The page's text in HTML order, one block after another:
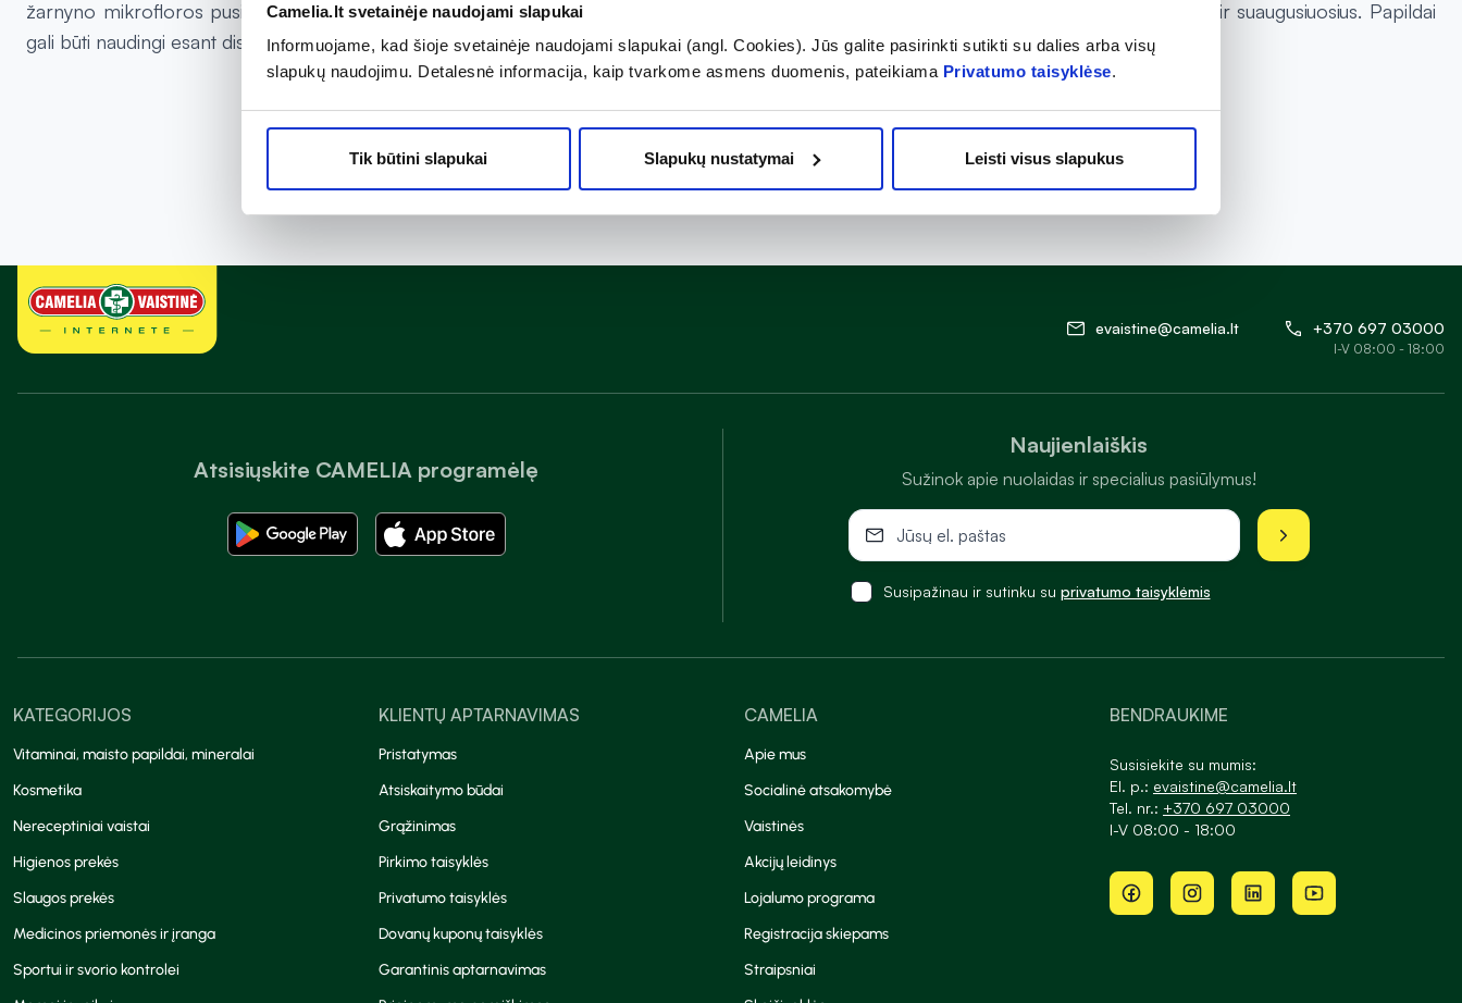
Camelia.lt svetainėje naudojami slapukai
Informuojame, kad šioje svetainėje naudojami slapukai (angl. Cookies). Jūs galite pasirinkti sutikti su dalies arba visų
slapukų naudojimu. Detalesnė informacija, kaip tvarkome asmens duomenis, pateikiama Privatumo taisyklėse.
Tik būtini slapukai Slapukų nustatymai Leisti visus slapukus
žarnyno mikrofloros pusiausvyros atkūrimo ir palaikymo. BIOGAIA produktai tinkami įvairaus amžiaus žmonėms, įskaitant kūdikius, vaikus ir suaugusiuosius. Papildai
gali būti naudingi esant diskomfortui virškinimo trakte ar po antibiotikų vartojimo.
Atsisiųskite CAMELIA programėlę
Naujienlaiškis
Sužinok apie nuolaidas ir specialius pasiūlymus!
Susipažinau ir sutinku su privatumo taisyklėmis
evaistine@camelia.lt +370 697 03000
I-V 08:00 - 18:00
KATEGORIJOS
Vitaminai, maisto papildai, mineralai
Kosmetika
Nereceptiniai vaistai
Higienos prekės
Slaugos prekės
Medicinos priemonės ir įranga
Sportui ir svorio kontrolei
KLIENTŲ APTARNAVIMAS
Pristatymas
Atsiskaitymo būdai
Grąžinimas
Pirkimo taisyklės
Privatumo taisyklės
Dovanų kuponų taisyklės
Garantinis aptarnavimas
CAMELIA
Apie mus
Socialinė atsakomybė
Vaistinės
Akcijų leidinys
Lojalumo programa
Registracija skiepams
Straipsniai
BENDRAUKIME
Susisiekite su mumis:
El. p.: evaistine@camelia.lt
Tel. nr.: +370 697 03000
I-V 08:00 - 18:00